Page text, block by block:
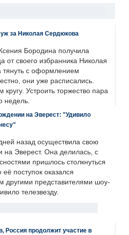
за Николая Сердюкова
Бородина получила
от своего избранника Николая
с оформлением
они уже расписались.
Устроить торжество пара
недель.
на Эверест: "Удивило
назад осуществила свою
на Эверест. Она делилась, с
пришлось столкнуться
поступок оказался
другими представителями шоу-
телезвезду.
Россия продолжит участие в